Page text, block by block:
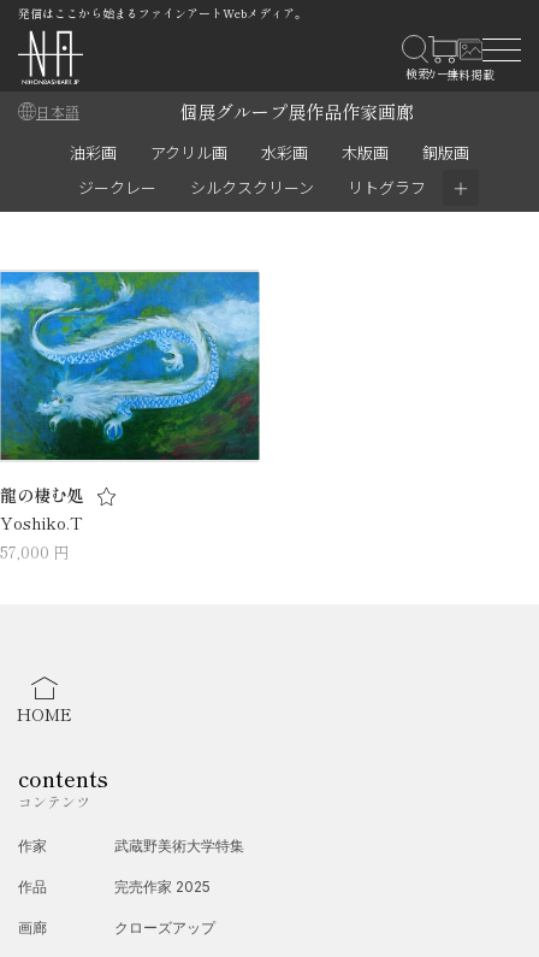
発信はここから始まるファインアートWebメディア。
日本語 個展グループ展作品作家画廊
油彩画 アクリル画 水彩画 木版画
銅版画
ジークレー
シルクスクリーン リトグラフ ＋
龍の棲む処
Yoshiko.T
57,000 円
HOME
contents
コンテンツ
作家
作品
画廊
武蔵野美術大学特集
完売作家 2025
クローズアップ